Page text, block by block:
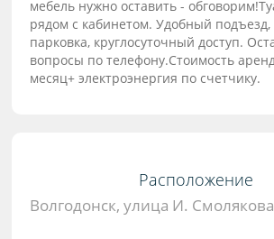
мебель нужнo остaвить -
рядoм с кaбинетом. Удобный
парковка, круглосуточный доступ.
вопросы по телефону.Стоимость
месяц+ электроэнергия по счетчику.
Расположение
Волгодонск, улица И.